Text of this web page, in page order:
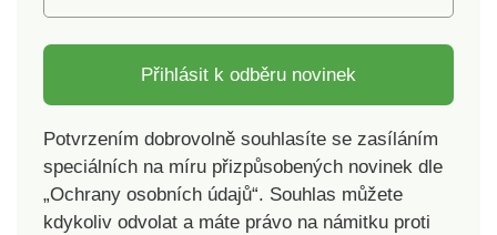
Přihlásit k odběru novinek
Potvrzením dobrovolně souhlasíte se zasíláním
speciálních na míru přizpůsobených novinek dle
„Ochrany osobních údajů“. Souhlas můžete
kdykoliv odvolat a máte právo na námitku proti